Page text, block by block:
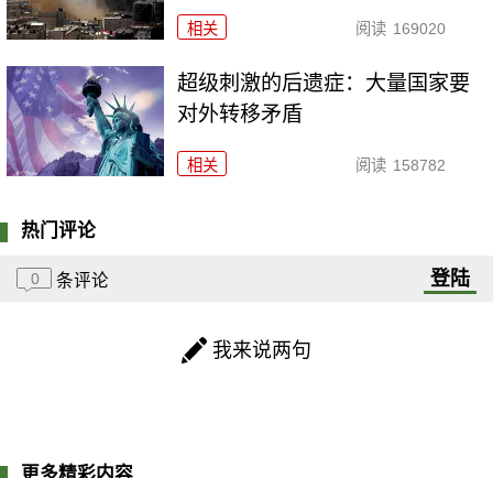
相关 阅读 169020
超级刺激的后遗症：大量国家要
对外转移矛盾
相关 阅读 158782
热门评论
0 条评论 登陆
我来说两句